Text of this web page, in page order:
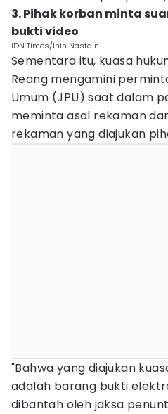
3. Pihak korban minta
bukti video
IDN Times/Inin Nastain
Sementara itu, kuasa
Reang mengamini
Umum (JPU) saat dalam
meminta asal rekaman
rekaman yang diajukan
"Bahwa yang diajukan
adalah barang bukti
dibantah oleh jaksa